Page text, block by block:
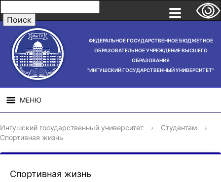
ФЕДЕРАЛЬНОЕ ГОСУДАРСТВЕННОЕ БЮДЖЕТНОЕ
ОБРАЗОВАТЕЛЬНОЕ УЧРЕЖДЕНИЕ ВЫСШЕГО
ОБРАЗОВАНИЯ
"ИНГУШСКИЙ ГОСУДАРСТВЕННЫЙ УНИВЕРСИТЕТ"
МЕНЮ
СВЕДЕНИЯ ОБ
ОБРАЗОВАТЕЛЬНОЙ
НАУЧНАЯ
ДЕЯТЕЛЬНОСТЬ
Ингушский государственный университет › Студентам
›
Спортивная жизнь
Спортивная жизнь